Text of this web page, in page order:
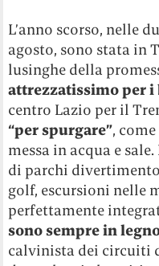
L’anno scorso, nelle
agosto, sono stata in
lusinghe della
attrezzatissimo per
centro Lazio per il
“per spurgare”,
messa in acqua e
di parchi
golf, escursioni nelle
perfettamente
sono sempre in
calvinista dei circuiti